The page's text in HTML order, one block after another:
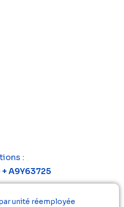
:
A9Y63725
unité réemployée